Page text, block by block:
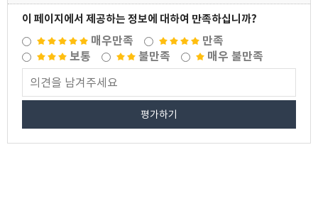
이 페이지에서 제공하는 정보에 대하여 만족하십니까?
매우만족
만족
보통
불만족 매우 불만족
평가하기